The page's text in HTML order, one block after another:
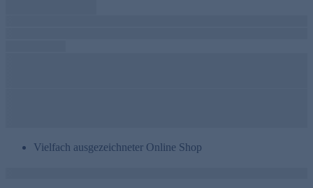
Vielfach ausgezeichneter Online Shop